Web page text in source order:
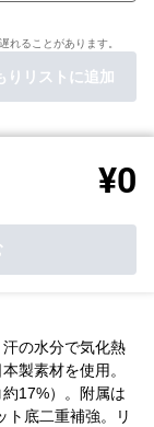
れることがあります。
りリストに追加
¥0
の水分で気化熱
製素材を使用。
17%）。附属は
ト底二重補強。リ